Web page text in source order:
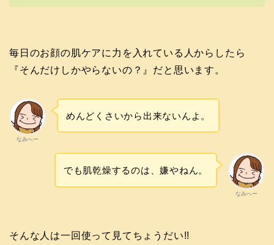
毎日のお顔の肌ケアに力を入れている人からしたら
『そんだけしかやらないの？』だと思います。
なみへー
めんどくさいから出来ないんよ。
なみへー
でも肌乾燥するのは、嫌やねん。
そんな人は一回使って見てちょうだい!!